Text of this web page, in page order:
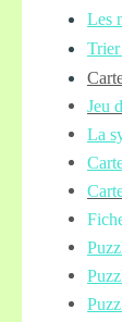
Les
Trier
Jeu
La